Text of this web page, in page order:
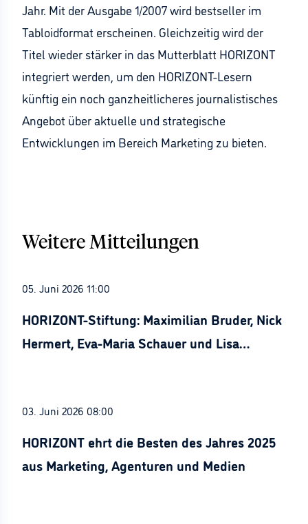
Jahr. Mit der Ausgabe 1/2007 wird bestseller im
Tabloidformat erscheinen. Gleichzeitig wird der
Titel wieder stärker in das Mutterblatt HORIZONT
integriert werden, um den HORIZONT-Lesern
künftig ein noch ganzheitlicheres journalistisches
Angebot über aktuelle und strategische
Entwicklungen im Bereich Marketing zu bieten.
Weitere Mitteilungen
05. Juni 2026 11:00
HORIZONT-Stiftung: Maximilian Bruder, Nick
Hermert, Eva-Maria Schauer und Lisa
03. Juni 2026 08:00
HORIZONT ehrt die Besten des Jahres 2025
aus Marketing, Agenturen und Medien